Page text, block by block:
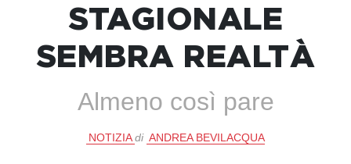
STAGIONALE
SEMBRA REALTÀ
Almeno così pare
NOTIZIA di ANDREA BEVILACQUA